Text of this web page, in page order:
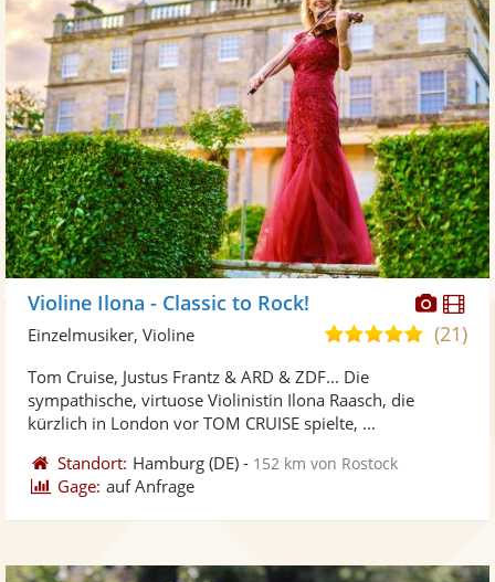
Violine Ilona - Classic to Rock!
5,0(21)
Einzelmusiker, Violine
Tom Cruise, Justus Frantz & ARD & ZDF... Die
sympathische, virtuose Violinistin Ilona Raasch, die
kürzlich in London vor TOM CRUISE spielte, ...
Standort: Hamburg (DE) - 152 km von Rostock
Gage: auf Anfrage